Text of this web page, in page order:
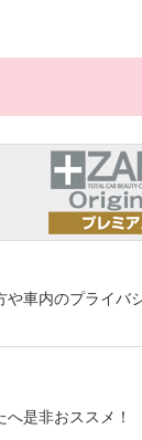
車内のプライバ
是非おススメ！